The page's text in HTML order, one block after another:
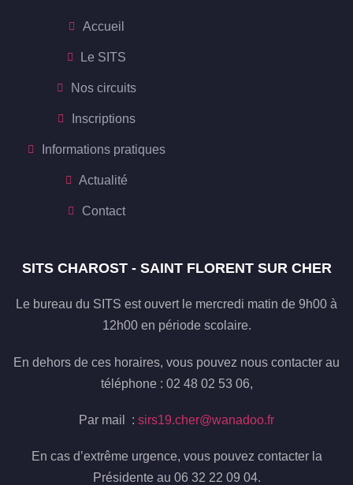
Accueil
Le SITS
Nos circuits
Inscriptions
Informations pratiques
Actualité
Contact
SITS CHAROST - SAINT FLORENT SUR CHER
Le bureau du SITS est ouvert le mercredi matin de 9h00 à
12h00 en période scolaire.
En dehors de ces horaires, vous pouvez nous contacter au
téléphone : 02 48 02 53 06,
Par mail : sirs19.cher@wanadoo.fr
En cas d’extrême urgence, vous pouvez contacter la
Présidente au 06 32 22 09 04.